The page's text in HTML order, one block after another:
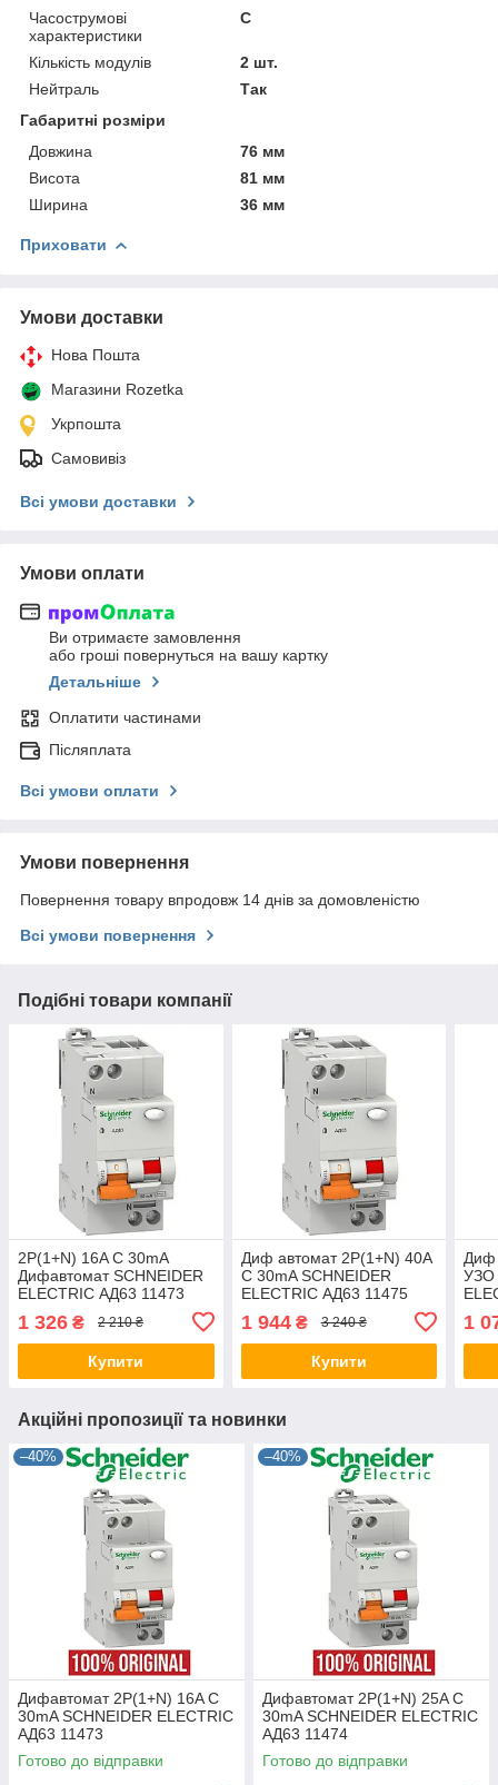
Часострумові
характеристики
C
Кількість модулів
2 шт.
Нейтраль
Так
Габаритні розміри
Довжина
76 мм
Висота
81 мм
Ширина
36 мм
Приховати
Умови доставки
Нова Пошта
Магазини Rozetka
Укрпошта
Самовивіз
Всі умови доставки
Умови оплати
Ви отримаєте замовлення
або гроші повернуться на вашу картку
Детальніше
Оплатити частинами
Післяплата
Всі умови оплати
Умови повернення
Повернення товару впродовж 14 днів за домовленістю
Всі умови повернення
Подібні товари компанії
2P(1+N) 16A C 30mA
Дифавтомат SCHNEIDER
ELECTRIC АД63 11473
автоматический
выключатель Domae
1 326 ₴ 2 210 ₴
Купити
Диф автомат 2P(1+N) 40A
C 30mA SCHNEIDER
ELECTRIC АД63 11475
автоматический
выключатель Domae
1 944₴ 3 240 ₴
Купити
Диф
УЗО
1
Акційні пропозиції та новинки
–40%
Дифавтомат 2P(1+N) 16A C
30mA SCHNEIDER ELECTRIC
АД63 11473
Дифференциальный
автоматический выключатель
Готово до відправки
–40%
Дифавтомат 2P(1+N) 25A C
30mA SCHNEIDER ELECTRIC
АД63 11474
Дифференциальный
автоматический выключатель
Готово до відправки